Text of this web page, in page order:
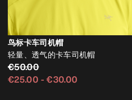
鸟标卡车司机帽
轻量、透气的卡车司机帽
€50.00
€25.00 -€30.00